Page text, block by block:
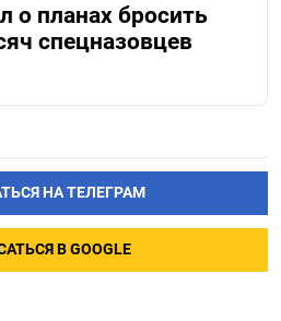
о планах бросить
спецназовцев
НА ТЕЛЕГРАМ
В GOOGLE